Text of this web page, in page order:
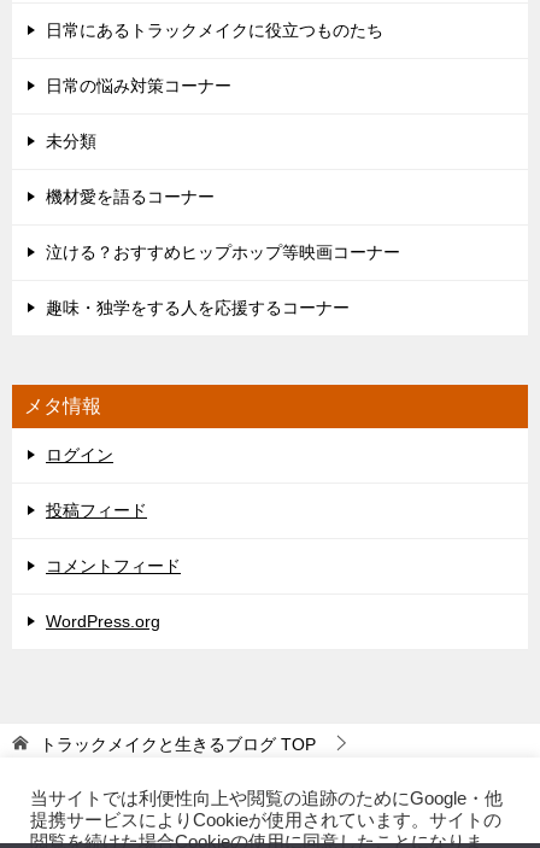
日常にあるトラックメイクに役立つものたち
日常の悩み対策コーナー
未分類
機材愛を語るコーナー
泣ける？おすすめヒップホップ等映画コーナー
趣味・独学をする人を応援するコーナー
メタ情報
ログイン
投稿フィード
コメントフィード
WordPress.org
トラックメイクと生きるブログ TOP
当サイトでは利便性向上や閲覧の追跡のためにGoogle・他
提携サービスによりCookieが使用されています。サイトの
閲覧を続けた場合Cookieの使用に同意したことになりま